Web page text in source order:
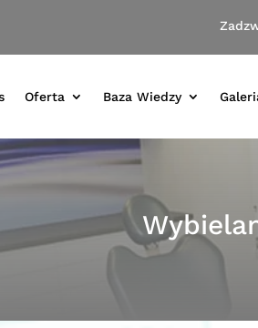
Oferta Baza Wiedzy